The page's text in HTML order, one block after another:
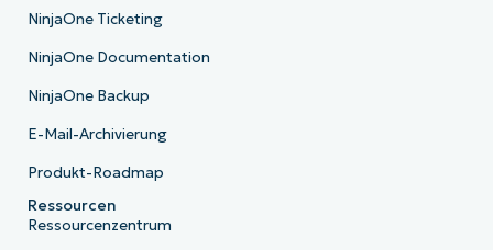
NinjaOne Ticketing
NinjaOne Documentation
NinjaOne Backup
E-Mail-Archivierung
Produkt-Roadmap
Ressourcen
Ressourcenzentrum